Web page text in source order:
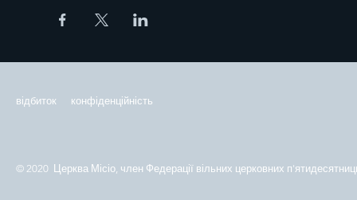
відбиток конфіденційність
© 2020 Церква Місіо, член Федерації вільних церковних